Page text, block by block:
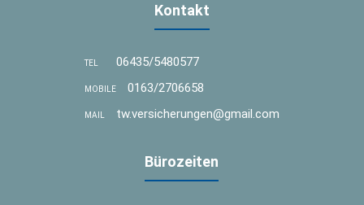
Kontakt
TEL 06435/5480577
MOBILE 0163/2706658
MAIL tw.versicherungen@gmail.com
Bürozeiten